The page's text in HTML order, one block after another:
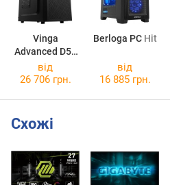
Vinga
Advanced D57
Advanced D5765
Berloga PC Hit
від
26 706 грн.
від
16 885 грн.
Схожі